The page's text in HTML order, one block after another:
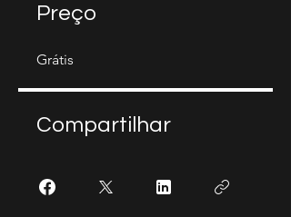
Preço
Grátis
Compartilhar